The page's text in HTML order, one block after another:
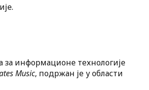
за информационе технологије
Music, подржан је у области